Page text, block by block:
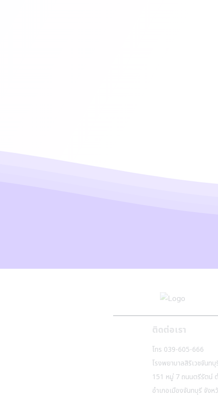
ติดต่อเรา
โทร 039-605-666
โรงพยาบาลสิริเวชจันทบุ
151 หมู่ 7 ถนนตรีรัตน์
อำเภอเมืองจันทบุรี จัง